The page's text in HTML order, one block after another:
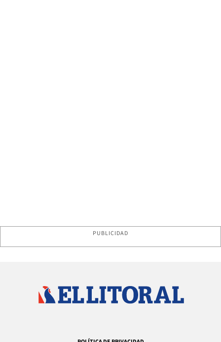
PUBLICIDAD